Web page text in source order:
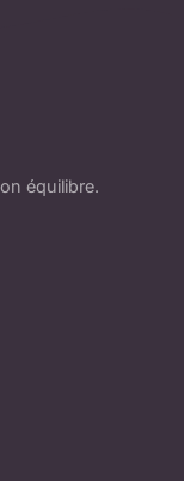
équilibre.